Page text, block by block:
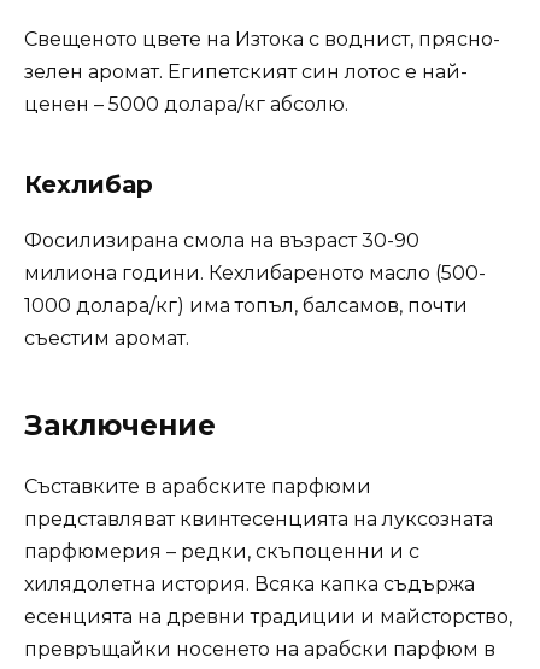
Свещеното цвете на Изтока с воднист, прясно-
зелен аромат. Египетският син лотос е най-
ценен – 5000 долара/кг абсолю.
Кехлибар
Фосилизирана смола на възраст 30-90
милиона години. Кехлибареното масло (500-
1000 долара/кг) има топъл, балсамов, почти
съестим аромат.
Заключение
Съставките в арабските парфюми
представляват квинтесенцията на луксозната
парфюмерия – редки, скъпоценни и с
хилядолетна история. Всяка капка съдържа
есенцията на древни традиции и майсторство,
превръщайки носенето на арабски парфюм в